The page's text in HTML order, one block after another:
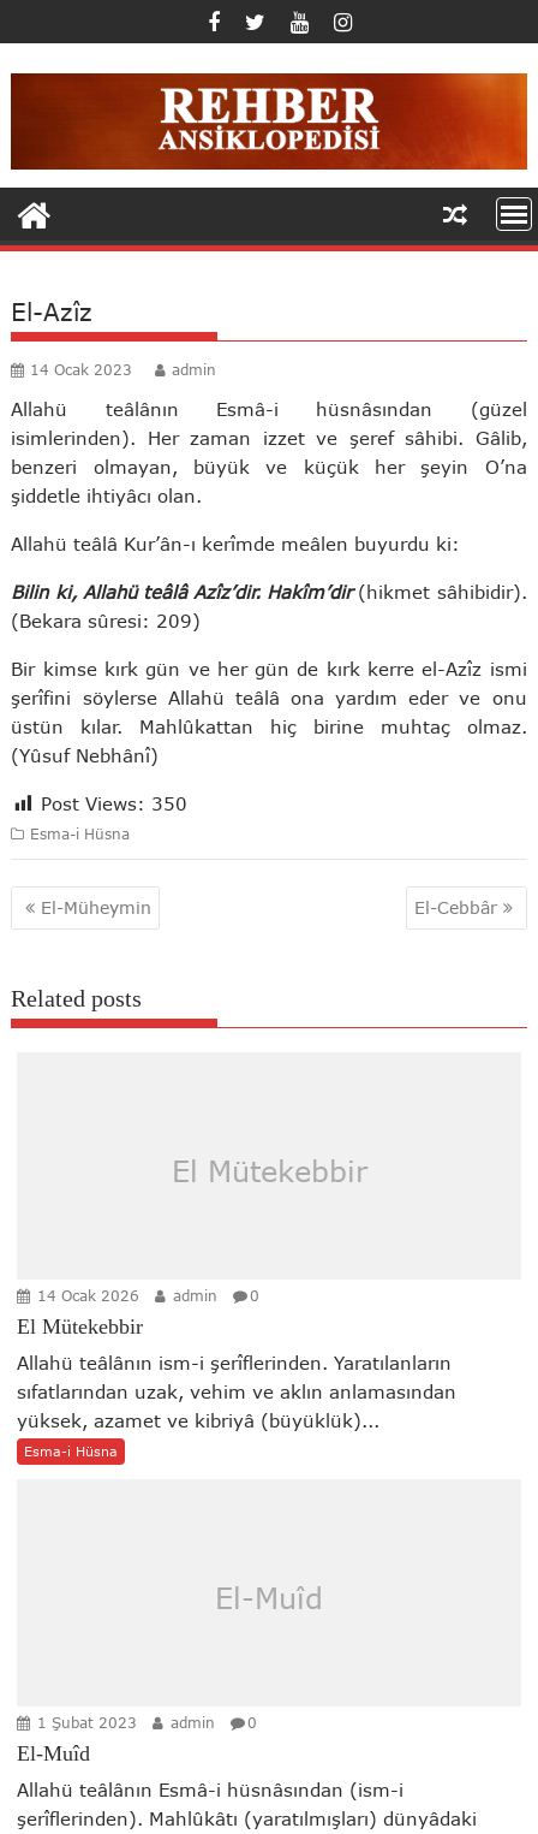
to
content
El-Azîz
14 Ocak 2023 admin
Allahü teâlânın Esmâ-i hüsnâsından (güzel
isimlerinden). Her zaman izzet ve şeref sâhibi. Gâlib,
benzeri olmayan, büyük ve küçük her şeyin O’na
şiddetle ihtiyâcı olan.
Allahü teâlâ Kur’ân-ı kerîmde meâlen buyurdu ki:
Bilin ki, Allahü teâlâ Azîz’dir. Hakîm’dir(hikmet sâhibidir).
(Bekara sûresi: 209)
Bir kimse kırk gün ve her gün de kırk kerre el-Azîz ismi
şerîfini söylerse Allahü teâlâ ona yardım eder ve onu
üstün kılar. Mahlûkattan hiç birine muhtaç olmaz.
(Yûsuf Nebhânî)
Post Views: 350
Esma-i Hüsna
Yazı
gezinmesi
El-Müheymin El-Cebbâr
Related posts
El Mütekebbir
14 Ocak 2026 admin 0
El Mütekebbir
Allahü teâlânın ism-i şerîflerinden. Yaratılanların
sıfatlarından uzak, vehim ve aklın anlamasından
yüksek, azamet ve kibriyâ (büyüklük)...
Esma-i Hüsna
El-Muîd
1 Şubat 2023 admin 0
El-Muîd
Allahü teâlânın Esmâ-i hüsnâsından (ism-i
şerîflerinden). Mahlûkâtı (yaratılmışları) dünyâdaki